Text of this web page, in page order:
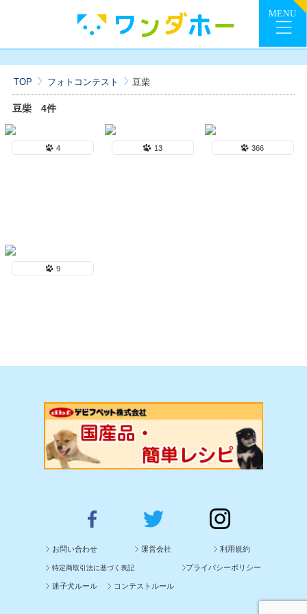
TOP フォトコンテスト 豆柴
豆柴 4件
4 13 366
9
お問い合わせ 運営会社 利用規約
特定商取引法に基づく表記 プライバシーポリシー
迷子犬ルール コンテストルール